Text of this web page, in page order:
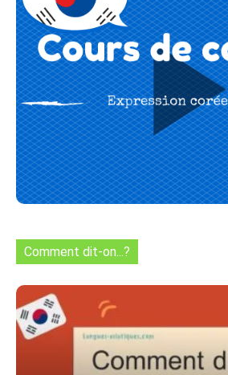
Comment dit-on...?